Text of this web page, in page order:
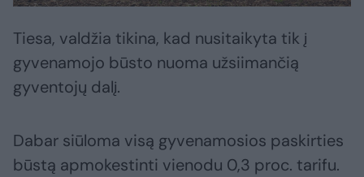
Tiesa, valdžia tikina, kad nusitaikyta tik į
gyvenamojo būsto nuoma užsiimančią
gyventojų dalį.
Dabar siūloma visą gyvenamosios paskirties
būstą apmokestinti vienodu 0,3 proc. tarifu.